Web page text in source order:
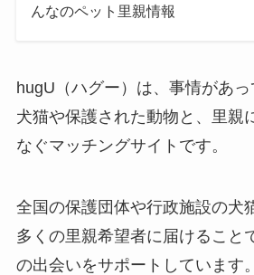
んなのペット里親情報
hugU（ハグー）は、事情があ
犬猫や保護された動物と、里親
なぐマッチングサイトです。
全国の保護団体や行政施設の犬
多くの里親希望者に届けること
の出会いをサポートしています。